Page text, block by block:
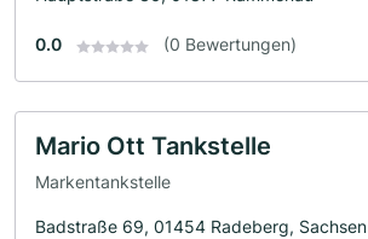
0.0 (0 Bewertungen)
Mario Ott Tankstelle
Markentankstelle
Badstraße 69, 01454 Radeberg, Sachsen